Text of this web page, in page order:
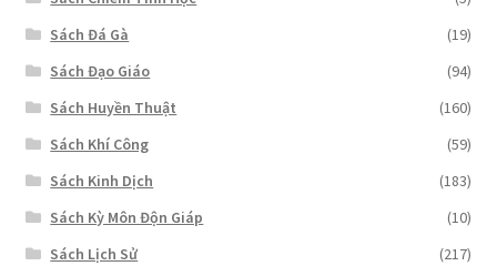
Sách Đá Gà
(19)
Sách Đạo Giáo
(94)
Sách Huyền Thuật
(160)
Sách Khí Công
(59)
Sách Kinh Dịch
(183)
Sách Kỳ Môn Độn Giáp
(10)
Sách Lịch Sử
(217)